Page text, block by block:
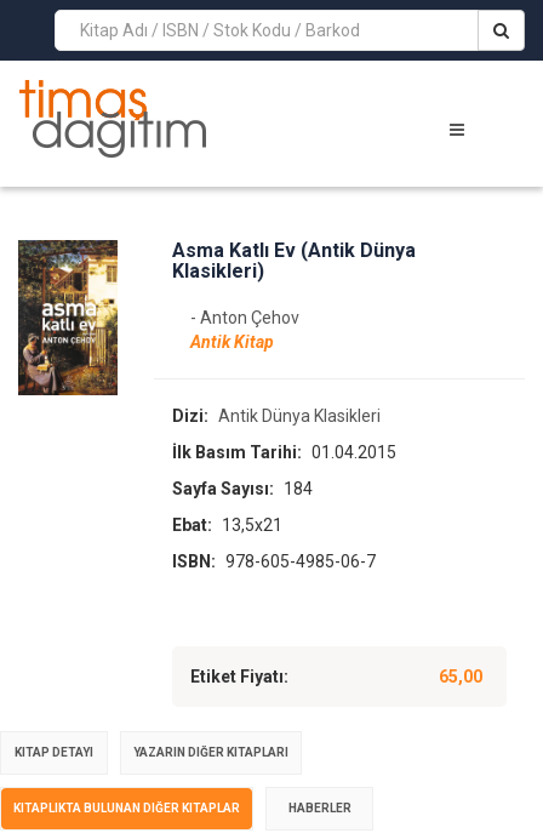
>
Asma Katlı Ev (Antik Dünya
Klasikleri)
- Anton Çehov
Antik Kitap
Dizi: Antik Dünya Klasikleri
İlk Basım Tarihi: 01.04.2015
Sayfa Sayısı:
184
Ebat:
13,5x21
ISBN: 978-605-4985-06-7
Etiket Fiyatı: 65,00
KITAP DETAYI YAZARIN DIĞER KITAPLARI
KITAPLIKTA BULUNAN DIĞER KITAPLAR HABERLER